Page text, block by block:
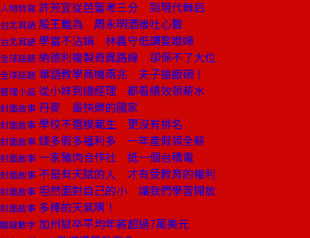
人物特寫 許芳宜從芭蕾考三分 到現代舞后
台北耳語 股王難為 周永明酒後吐心聲
台北耳語 學當不沾鍋 林義守低調娶媳婦
全球話題 納德利複製奇異路線 卻保不了大位
全球話題 華語教學商機兩兆 夫子搶飯碗！
管理小品 從小妹到總經理 都看績效領薪水
封面故事 丹麥 最快樂的國家
封面故事 學校不選模範生 更沒有排名
封面故事 錢多假多福利多 一年產假領全薪
封面故事 一家豬肉合作社 抵一個台積電
封面故事 不是有天賦的人 才有受教育的權利
封面故事 坦然面對自己的小 讓我們學習開放
封面故事 多棒的天氣啊！
關鍵數字 加州獄卒平均年薪超過7萬美元